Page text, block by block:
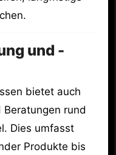
und -
bietet auch
rund
Dies umfasst
Produkte bis